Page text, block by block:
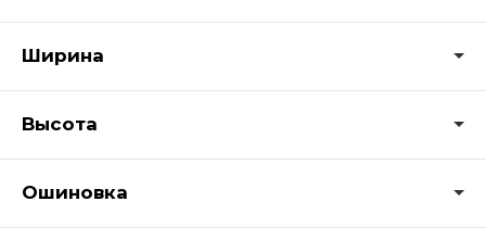
Ширина
Высота
Ошиновка